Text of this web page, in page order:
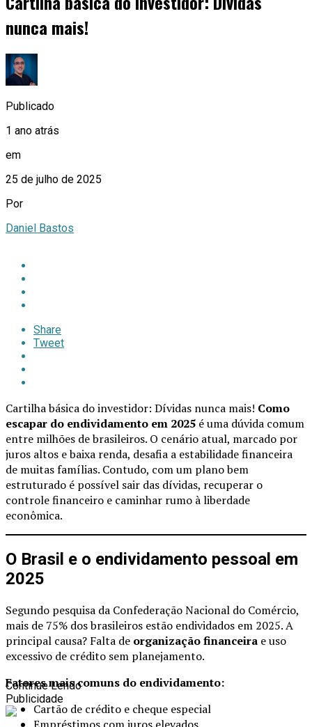
nunca mais!
Publicado
1 ano atrás
em
25 de julho de 2025
Por
Daniel Bastos
Share
Tweet
Cartilha básica do investidor: Dívidas nunca mais! Como
escapar do endividamento em 2025 é uma dúvida comum
entre milhões de brasileiros. O cenário atual, marcado por
juros altos e baixa renda, desafia a estabilidade financeira
de muitas famílias. Contudo, com um plano bem
estruturado é possível sair das dívidas, recuperar o
controle financeiro e caminhar rumo à liberdade
econômica.
O Brasil e o endividamento pessoal em
2025
Segundo pesquisa da Confederação Nacional do Comércio,
mais de 75% dos brasileiros estão endividados em 2025. A
principal causa? Falta de organização financeira e uso
excessivo de crédito sem planejamento.
Fatores mais comuns do endividamento:
Cartão de crédito e cheque especial
Continue Lendo
Publicidade